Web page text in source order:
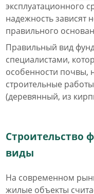
эксплуатационного
надежность зависят
правильного
Правильный вид
специалистами,
особенности почвы,
строительные
(деревянный, из
Строительство
виды
На современном
жилые объекты